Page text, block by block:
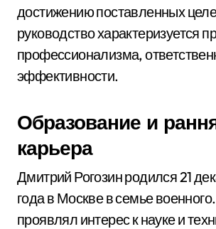
достижению поставленных
руководство характеризуется
профессионализма,
эффективности.
Образование и
карьера
Дмитрий Рогозин родился 21
года в Москве в семье
проявлял интерес к науке и